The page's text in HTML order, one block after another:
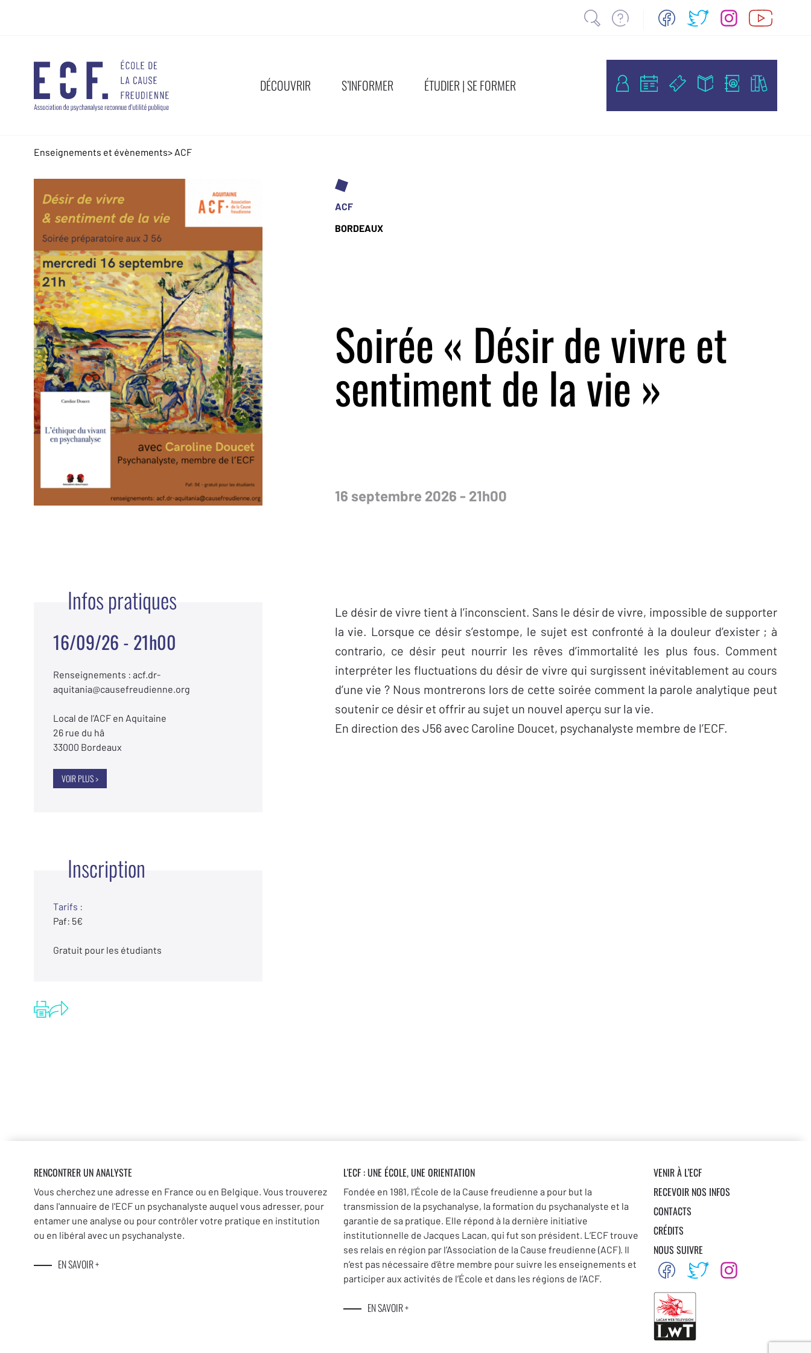
DÉCOUVRIR S’INFORMER ÉTUDIER | SE FORMER
Enseignements et évènements> ACF
ACF
BORDEAUX
Soirée « Désir de vivre et
sentiment de la vie »
16 septembre 2026 - 21h00
Infos pratiques
16/09/26 - 21h00
Renseignements : acf.dr-
aquitania@causefreudienne.org
Local de l’ACF en Aquitaine
26 rue du hâ
33000 Bordeaux
VOIR PLUS >
Inscription
Tarifs :
Paf: 5€
Gratuit pour les étudiants
Le désir de vivre tient à l’inconscient. Sans le désir de vivre, impossible de supporter
la vie. Lorsque ce désir s’estompe, le sujet est confronté à la douleur d’exister ; à
contrario, ce désir peut nourrir les rêves d’immortalité les plus fous. Comment
interpréter les fluctuations du désir de vivre qui surgissent inévitablement au cours
d’une vie ? Nous montrerons lors de cette soirée comment la parole analytique peut
soutenir ce désir et offrir au sujet un nouvel aperçu sur la vie.
En direction des J56 avec Caroline Doucet, psychanalyste membre de l’ECF.
RENCONTRER UN ANALYSTE
Vous cherchez une adresse en France ou en Belgique. Vous trouverez
dans l'annuaire de l'ECF un psychanalyste auquel vous adresser, pour
entamer une analyse ou pour contrôler votre pratique en institution
ou en libéral avec un psychanalyste.
EN SAVOIR +
L'ECF : UNE ÉCOLE, UNE ORIENTATION
Fondée en 1981, l’École de la Cause freudienne a pour but la
transmission de la psychanalyse, la formation du psychanalyste et la
garantie de sa pratique. Elle répond à la dernière initiative
institutionnelle de Jacques Lacan, qui fut son président. L’ECF trouve
ses relais en région par l’Association de la Cause freudienne (ACF). Il
n’est pas nécessaire d’être membre pour suivre les enseignements et
participer aux activités de l’École et dans les régions de l’ACF.
EN SAVOIR +
VENIR À L’ECF
RECEVOIR NOS INFOS
CONTACTS
CRÉDITS
NOUS SUIVRE